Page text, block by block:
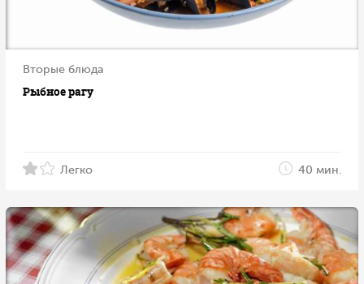
Вторые блюда
Рыбное рагу
Легко 40 мин.